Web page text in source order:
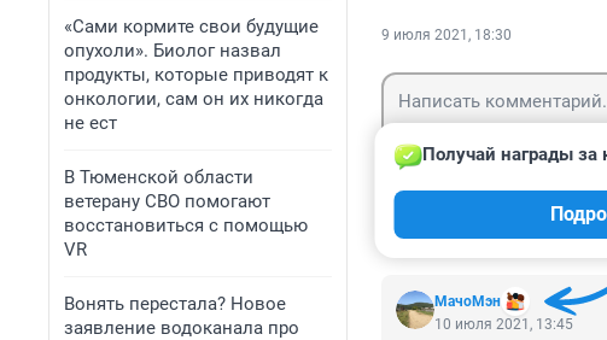
«Сами кормите свои будущие
опухоли». Биолог назвал
продукты, которые приводят к
онкологии, сам он их никогда
не ест
В Тюменской области
ветерану СВО помогают
восстановиться с помощью
VR
Вонять перестала? Новое
заявление водоканала про
9 июля 2021, 18:30
МачоМэн
Получай награды за
10 июля 2021, 13:45